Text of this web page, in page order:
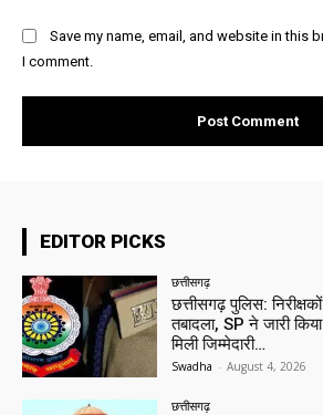
Save my name, email, and website in this
I comment.
EDITOR PICKS
छत्तीसगढ़
छत्तीसगढ़ पुलिस:
तबादला, SP ने जारी
मिली जिम्मेदारी…
Swadha - August 4, 2026
छत्तीसगढ़